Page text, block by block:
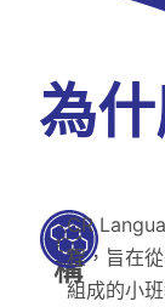
為
結
構
CR
程，旨在
組成的小